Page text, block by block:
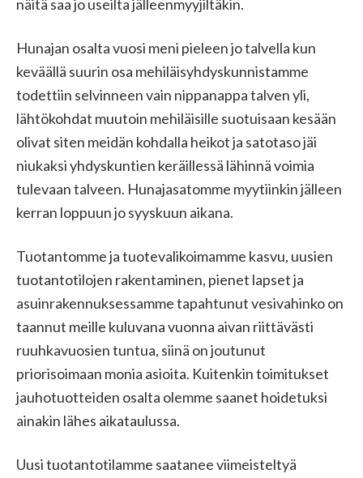
näitä saa jo useilta jälleenmyyjiltäkin.
Hunajan osalta vuosi meni pieleen jo talvella kun
keväällä suurin osa mehiläisyhdyskunnistamme
todettiin selvinneen vain nippanappa talven yli,
lähtökohdat muutoin mehiläisille suotuisaan kesään
olivat siten meidän kohdalla heikot ja satotaso jäi
niukaksi yhdyskuntien keräillessä lähinnä voimia
tulevaan talveen. Hunajasatomme myytiinkin jälleen
kerran loppuun jo syyskuun aikana.
Tuotantomme ja tuotevalikoimamme kasvu, uusien
tuotantotilojen rakentaminen, pienet lapset ja
asuinrakennuksessamme tapahtunut vesivahinko on
taannut meille kuluvana vuonna aivan riittävästi
ruuhkavuosien tuntua, siinä on joutunut
priorisoimaan monia asioita. Kuitenkin toimitukset
jauhotuotteiden osalta olemme saanet hoidetuksi
ainakin lähes aikataulussa.
Uusi tuotantotilamme saatanee viimeisteltyä